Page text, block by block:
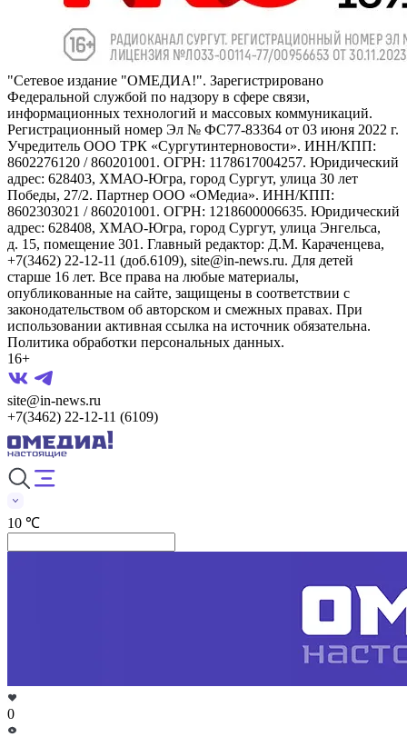
"Сетевое издание "ОМЕДИА!". Зарегистрировано
Федеральной службой по надзору в сфере связи,
информационных технологий и массовых коммуникаций.
Регистрационный номер Эл № ФС77-83364 от 03 июня 2022 г.
Учредитель ООО ТРК «Сургутинтерновости». ИНН/КПП:
8602276120 / 860201001. ОГРН: 1178617004257. Юридический
адрес: 628403, ХМАО-Югра, город Сургут, улица 30 лет
Победы, 27/2. Партнер ООО «ОМедиа». ИНН/КПП:
8602303021 / 860201001. ОГРН: 1218600006635. Юридический
адрес: 628408, ХМАО-Югра, город Сургут, улица Энгельса,
д. 15, помещение 301. Главный редактор: Д.М. Караченцева,
+7(3462) 22-12-11 (доб.6109), site@in-news.ru. Для детей
старше 16 лет. Все права на любые материалы,
опубликованные на сайте, защищены в соответствии с
законодательством об авторском и смежных правах. При
использовании активная ссылка на источник обязательна.
Политика обработки персональных данных.
16+
site@in-news.ru
+7(3462) 22-12-11 (6109)
10 ℃
0